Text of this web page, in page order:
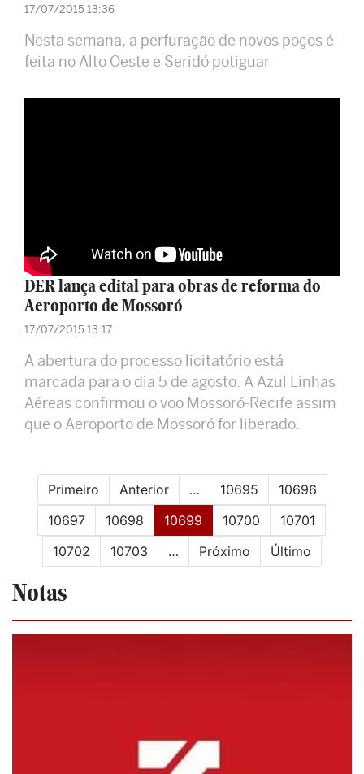
17/07/2015 13:36
Nesta semana, a perfuração de novos poços é
feita no Alto Oeste e Seridó potiguar
DER lança edital para obras de reforma do
Aeroporto de Mossoró
17/07/2015 13:17
A abertura do processo licitatório está
marcada para o dia 5 de agosto. A Azul Linhas
Aéreas confirmou o voo Mossoró-Recife assim
que o Aeroporto de Mossoró for liberado.
Primeiro Anterior … 10695
10696
10697
10698 10699 (current)
10700
10701
10702
10703 … Próximo Último
Notas